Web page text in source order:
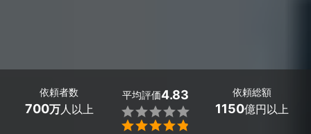
依頼者数
700万人以上
平均評価4.83


依頼総額
1150億円以上